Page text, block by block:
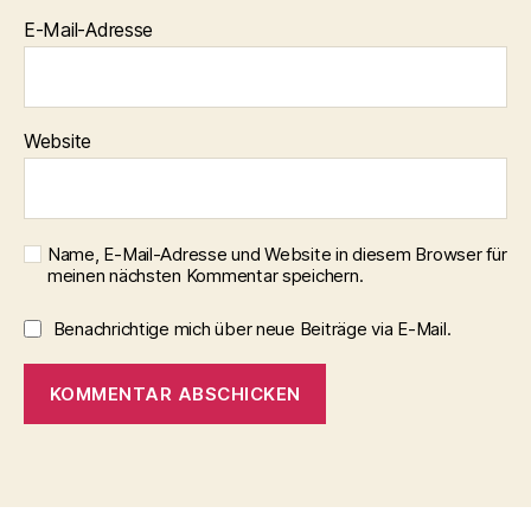
E-Mail-Adresse
Website
Name, E-Mail-Adresse und Website in diesem Browser für
meinen nächsten Kommentar speichern.
Benachrichtige mich über neue Beiträge via E-Mail.